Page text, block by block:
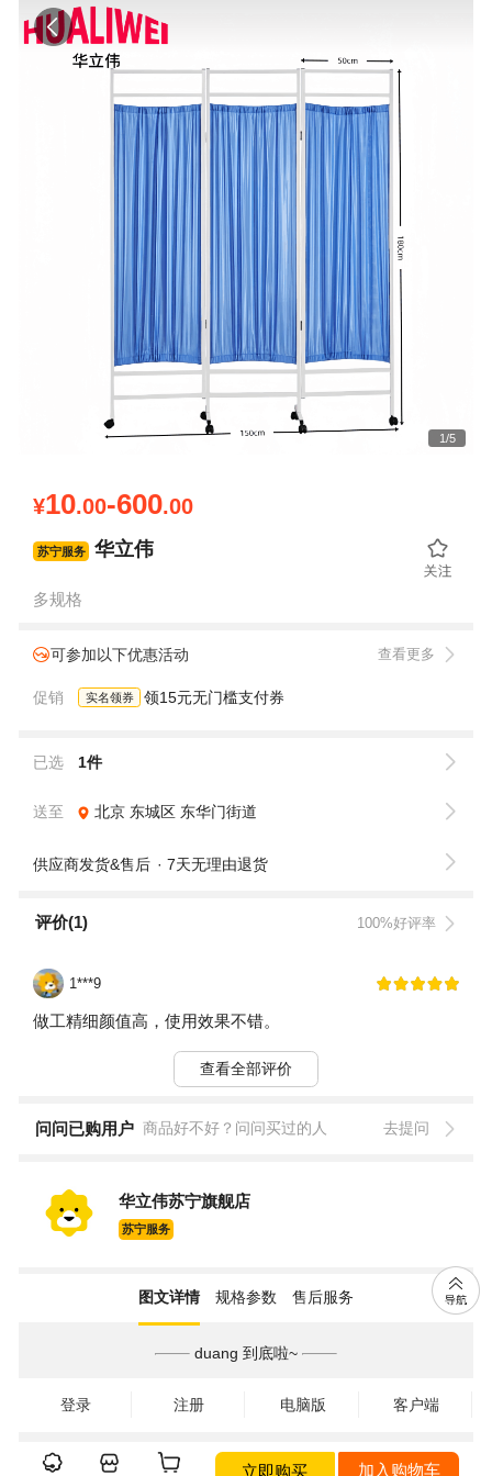
1/5
¥10.00-600.00
苏宁服务 华立伟
多规格
可参加以下优惠活动 查看更多
促销 实名领券 领15元无门槛支付券
已选 1件
送至 北京 东城区 东华门街道
供应商发货&售后 7天无理由退货
评价(1) 100%好评率
1***9
做工精细颜值高，使用效果不错。
查看全部评价
问问已购用户 商品好不好？问问买过的人 去提问
华立伟苏宁旗舰店
苏宁服务
图文详情 规格参数 售后服务
duang 到底啦~
登录 注册 电脑版 客户端
立即购买 加入购物车